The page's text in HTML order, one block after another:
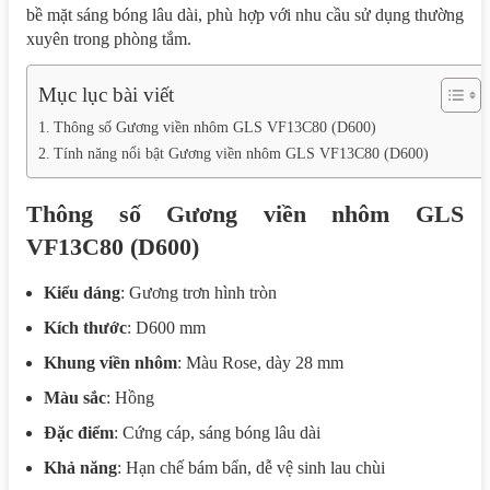
bề mặt sáng bóng lâu dài, phù hợp với nhu cầu sử dụng thường
xuyên trong phòng tắm.
Mục lục bài viết
Thông số Gương viền nhôm GLS VF13C80 (D600)
Tính năng nổi bật Gương viền nhôm GLS VF13C80 (D600)
Thông số Gương viền nhôm GLS
VF13C80 (D600)
Kiểu dáng: Gương trơn hình tròn
Kích thước: D600 mm
Khung viền nhôm: Màu Rose, dày 28 mm
Màu sắc: Hồng
Đặc điểm: Cứng cáp, sáng bóng lâu dài
Khả năng: Hạn chế bám bẩn, dễ vệ sinh lau chùi